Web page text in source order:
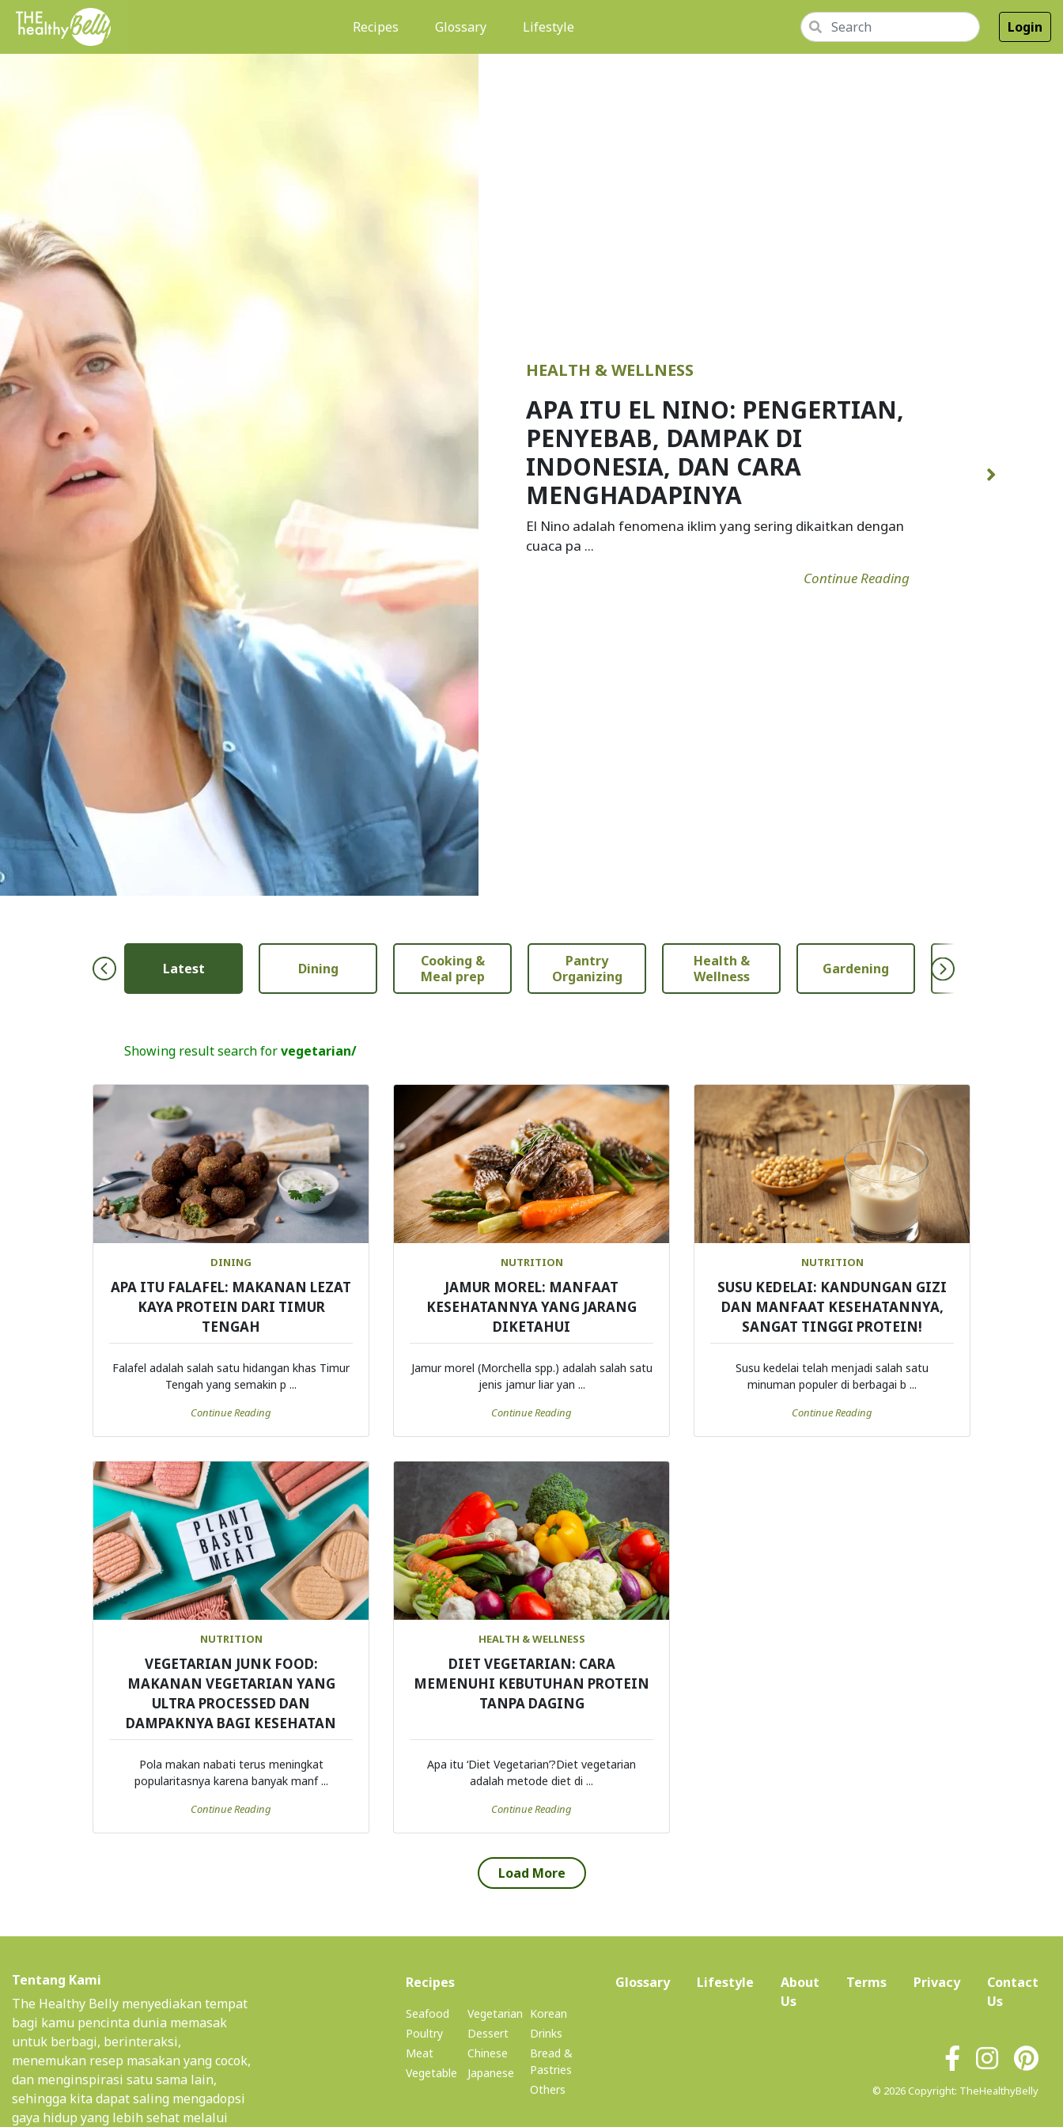
Recipes (current)Glossary Lifestyle Login
KOLESTEROL: PENYEBAB,
GEJALA, CARA MENURUNKAN
DAN PENCEGAHANNYA
Kolesterol adalah zat lemak yang secara alami ditemukan
dalam tubuh ...
Ibu & Anak Latest Dining
Cooking &
Meal prep
DINING
APA ITU FALAFEL: MAKANAN LEZAT
KAYA PROTEIN DARI TIMUR
TENGAH
Falafel adalah salah satu hidangan khas Timur
Continue Reading
NUTRITION
JAMUR MOREL: MANFAAT
KESEHATANNYA YANG JARANG
DIKETAHUI
Jamur morel (Morchella spp.) adalah salah satu
Continue Reading
NUTRITION
SUSU KEDELAI: KANDUNGAN GIZI
DAN MANFAAT KESEHATANNYA,
SANGAT TINGGI PROTEIN!
Susu kedelai telah menjadi salah satu
Continue Reading
NUTRITION
VEGETARIAN JUNK FOOD:
MAKANAN VEGETARIAN YANG
ULTRA PROCESSED DAN
DAMPAKNYA BAGI KESEHATAN
Pola makan nabati terus meningkat
Continue Reading
HEALTH & WELLNESS
DIET VEGETARIAN: CARA
MEMENUHI KEBUTUHAN PROTEIN
TANPA DAGING
Apa itu ‘Diet Vegetarian’?Diet vegetarian
Continue Reading
Load More
Tentang Kami
The Healthy Belly menyediakan tempat
bagi kamu pencinta dunia memasak
untuk berbagi, berinteraksi,
menemukan resep masakan yang cocok,
dan menginspirasi satu sama lain,
sehingga kita dapat saling mengadopsi
gaya hidup yang lebih sehat melalui
Recipes(current)
Seafood
Poultry
Meat
Vegetable
Vegetarian
Dessert
Chinese
Japanese
Korean
Drinks
Bread &
Pastries
Others
Glossary Lifestyle
About
Us(current)
Terms Privacy
Contact
Us
© 2026 Copyright: TheHealthyBelly